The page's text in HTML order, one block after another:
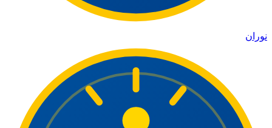
نوران